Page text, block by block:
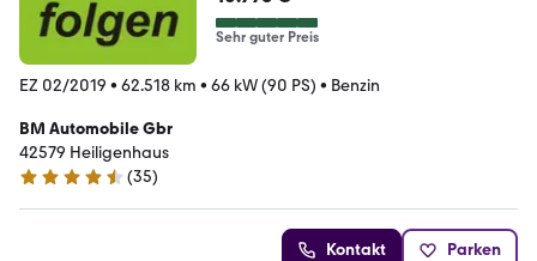
Sehr guter Preis
EZ 02/2019 • 62.518 km • 66 kW (90 PS) • Benzin
BM Automobile Gbr
42579 Heiligenhaus
4.6 Sterne
(35)
Kontakt Parken